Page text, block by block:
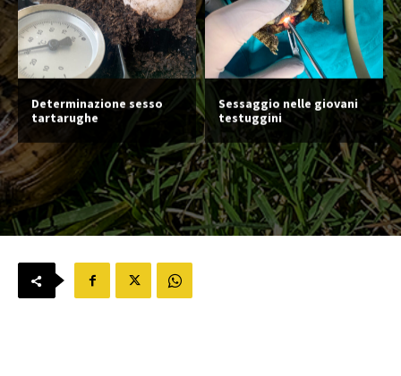
Determinazione sesso
tartarughe
Sessaggio nelle giovani
testuggini